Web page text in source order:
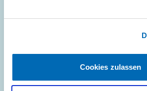
Cookies zulassen
Stellungnahme zur geplanten
Unternehmenssteuerreform 1999, 2000 und
Lehrstuhl Prof. Jacobs hinsichtlich…